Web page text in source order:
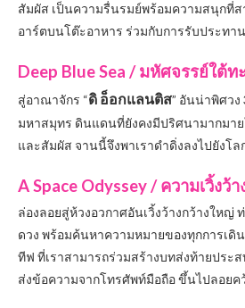
สัมผัส เป็นความรื่นรมย์พร้อมความสนุกที่
อาร์ตบนโต๊ะอาหาร ร่วมกับการรับประทา
Deep Blue Sea / มหัศจรรย์ใต้ท
สู่อาณาจักร “ดิ อ็อกแลนติส” อันน่าพิศวง
มหาสมุทร ดินแดนที่ยังคงมีปริศนามากมา
และสัมผัส จานนี้จึงพาเราดำดิ่งลงไปยังโล
A Space Odyssey / ความเวิ้งว้
ล่องลอยสู่ห้วงอวกาศอันเวิ้งว้างกว้างใหญ่
ดวง พร้อมค้นหาความหมายของทุกการเดิ
ทีฟ ที่เราสามารถร่วมสร้างบทส่งท้ายประ
ส่งข้อความจากโทรศัพท์มือถือ ขึ้นไปลอยค